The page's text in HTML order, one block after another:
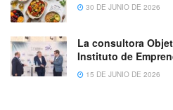
30 DE JUNIO DE 2026
La consultora
Instituto de
15 DE JUNIO DE 2026